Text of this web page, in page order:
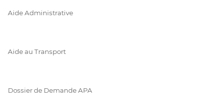
Aide Administrative
Aide au Transport
Dossier de Demande APA